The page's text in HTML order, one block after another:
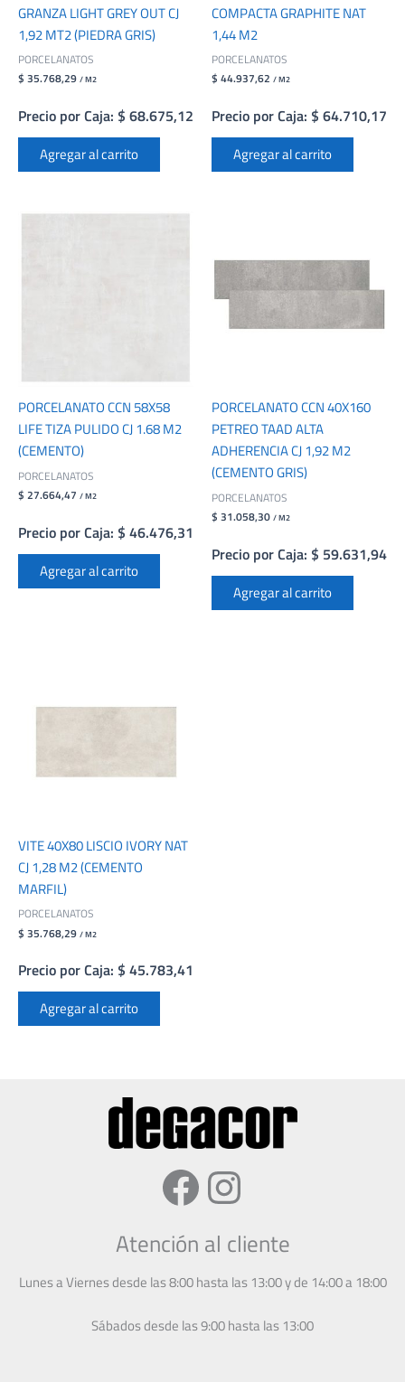
GRANZA LIGHT GREY OUT CJ
1,92 MT2 (PIEDRA GRIS)
PORCELANATOS
$ 35.768,29 / M2
Precio por Caja: $ 68.675,12
Agregar al carrito
COMPACTA GRAPHITE NAT
1,44 M2
PORCELANATOS
$ 44.937,62 / M2
Precio por Caja: $ 64.710,17
Agregar al carrito
PORCELANATO CCN 58X58
LIFE TIZA PULIDO CJ 1.68 M2
(CEMENTO)
PORCELANATOS
$ 27.664,47 / M2
Precio por Caja: $ 46.476,31
Agregar al carrito
PORCELANATO CCN 40X160
PETREO TAAD ALTA
ADHERENCIA CJ 1,92 M2
(CEMENTO GRIS)
PORCELANATOS
$ 31.058,30 / M2
Precio por Caja: $ 59.631,94
Agregar al carrito
VITE 40X80 LISCIO IVORY NAT
CJ 1,28 M2 (CEMENTO
MARFIL)
PORCELANATOS
$ 35.768,29 / M2
Precio por Caja: $ 45.783,41
Agregar al carrito
Facebook
Instagram
Atención al cliente
Lunes a Viernes desde las 8:00 hasta las 13:00 y de 14:00 a 18:00
Sábados desde las 9:00 hasta las 13:00